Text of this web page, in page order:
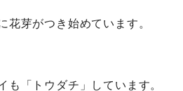
花芽がつき始めています。
も「トウダチ」しています。